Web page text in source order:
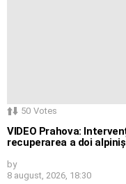
50 Votes
VIDEO Prahova:
recuperarea a doi
by
8 august, 2026, 18:30